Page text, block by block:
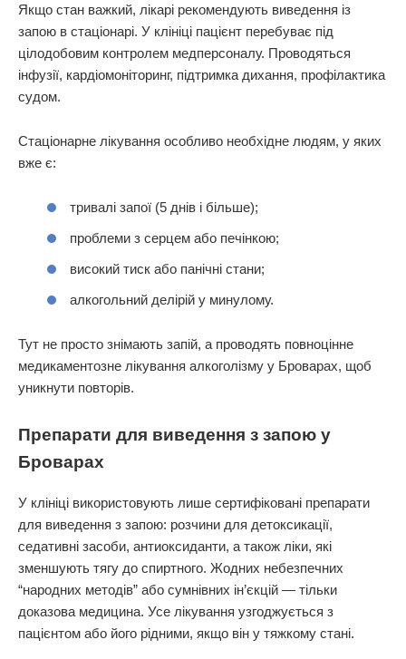
Якщо стан важкий, лікарі рекомендують виведення із
запою в стаціонарі. У клініці пацієнт перебуває під
цілодобовим контролем медперсоналу. Проводяться
інфузії, кардіомоніторинг, підтримка дихання, профілактика
судом.
Стаціонарне лікування особливо необхідне людям, у яких
вже є:
тривалі запої (5 днів і більше);
проблеми з серцем або печінкою;
високий тиск або панічні стани;
алкогольний делірій у минулому.
Тут не просто знімають запій, а проводять повноцінне
медикаментозне лікування алкоголізму у Броварах, щоб
уникнути повторів.
Препарати для виведення з запою у
Броварах
У клініці використовують лише сертифіковані препарати
для виведення з запою: розчини для детоксикації,
седативні засоби, антиоксиданти, а також ліки, які
зменшують тягу до спиртного. Жодних небезпечних
“народних методів” або сумнівних ін’єкцій — тільки
доказова медицина. Усе лікування узгоджується з
пацієнтом або його рідними, якщо він у тяжкому стані.